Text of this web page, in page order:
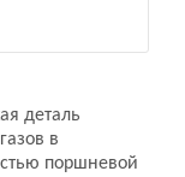
деталь
в
поршневой